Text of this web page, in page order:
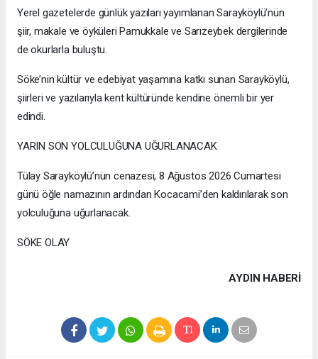
Yerel gazetelerde günlük yazıları yayımlanan Sarayköylü’nün
şiir, makale ve öyküleri Pamukkale ve Sarızeybek dergilerinde
de okurlarla buluştu.
Söke’nin kültür ve edebiyat yaşamına katkı sunan Sarayköylü,
şiirleri ve yazılarıyla kent kültüründe kendine önemli bir yer
edindi.
YARIN SON YOLCULUĞUNA UĞURLANACAK
Tülay Sarayköylü’nün cenazesi, 8 Ağustos 2026 Cumartesi
günü öğle namazının ardından Kocacami’den kaldırılarak son
yolculuğuna uğurlanacak.
SÖKE OLAY
AYDIN HABERİ